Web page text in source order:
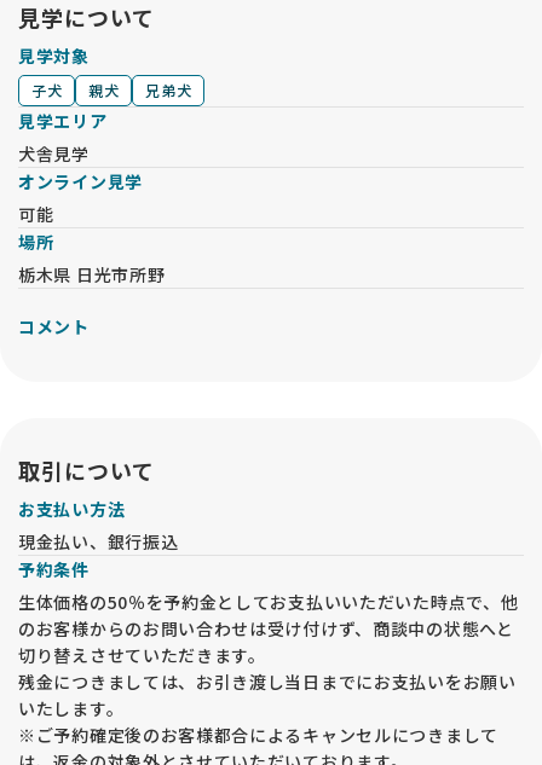
見学について
見学対象
子犬 親犬 兄弟犬
見学エリア
犬舎見学
オンライン見学
可能
場所
栃木県 日光市所野
コメント
取引について
お支払い方法
現金払い、銀行振込
予約条件
生体価格の50％を予約金としてお支払いいただいた時点で、他
のお客様からのお問い合わせは受け付けず、商談中の状態へと
切り替えさせていただきます。
残金につきましては、お引き渡し当日までにお支払いをお願い
いたします。
※ご予約確定後のお客様都合によるキャンセルにつきまして